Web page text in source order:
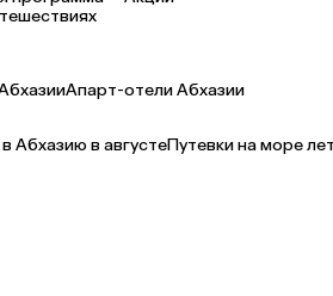
Апарт-отели Абхазии
Абхазию в августеПутевки на море